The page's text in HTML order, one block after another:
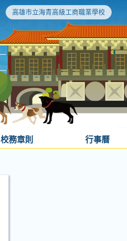
高雄市立海青高級工商職業學校
校務章則 行事曆